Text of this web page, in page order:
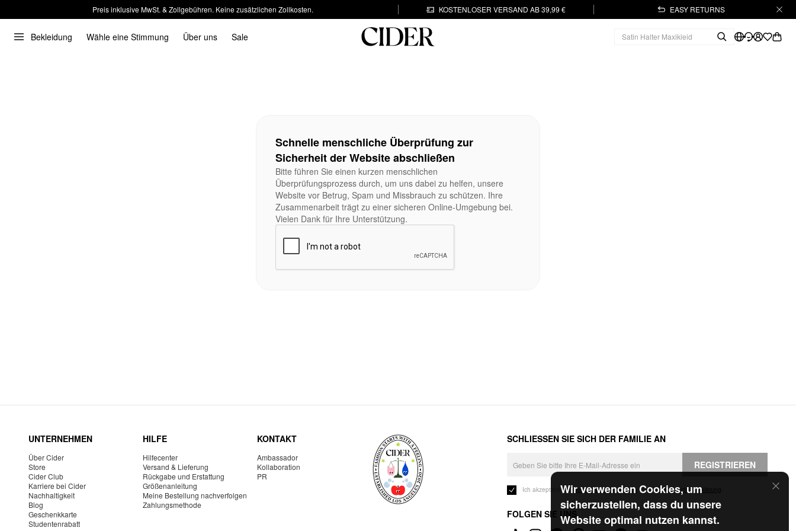
Preis inklusive MwSt. & Zollgebühren. Keine zusätzlichen Zollkosten. KOSTENLOSER VERSAND AB 39,99 € EASY RETURNS
Bekleidung Wähle eine Stimmung Über uns Sale
Wir verwenden Cookies, um
sicherzustellen, dass du unsere
Website optimal nutzen kannst.
Schnelle menschliche Überprüfung zur
Sicherheit der Website abschließen
Bitte führen Sie einen kurzen menschlichen
Überprüfungsprozess durch, um uns dabei zu helfen, unsere
Website vor Betrug, Spam und Missbrauch zu schützen. Ihre
Zusammenarbeit trägt zu einer sicheren Online-Umgebung bei.
Vielen Dank für Ihre Unterstützung.
UNTERNEHMEN
Über Cider
Store
Cider Club
Karriere bei Cider
Nachhaltigkeit
Blog
Geschenkkarte
Studentenrabatt
HILFE
Hilfecenter
Versand & Lieferung
Rückgabe und Erstattung
Größenanleitung
Meine Bestellung nachverfolgen
Zahlungsmethode
KONTAKT
Ambassador
Kollaboration
PR
SCHLIESSEN SIE SICH DER FAMILIE AN
REGISTRIEREN
Ich akzeptiere dieGeschäftsbedingungen und die Datenschutzerklärung
FOLGEN SIE UNS